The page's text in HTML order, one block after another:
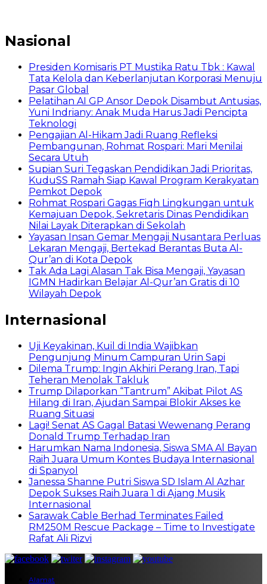
Nasional
Presiden Komisaris PT Mustika Ratu Tbk : Kawal
Tata Kelola dan Keberlanjutan Korporasi Menuju
Pasar Global
Pelatihan AI GP Ansor Depok Disambut Antusias,
Yuni Indriany: Anak Muda Harus Jadi Pencipta
Teknologi
Pengajian Al-Hikam Jadi Ruang Refleksi
Pembangunan, Rohmat Rospari: Mari Menilai
Secara Utuh
Supian Suri Tegaskan Pendidikan Jadi Prioritas,
KuduSS Ramah Siap Kawal Program Kerakyatan
Pemkot Depok
Rohmat Rospari Gagas Fiqh Lingkungan untuk
Kemajuan Depok, Sekretaris Dinas Pendidikan
Nilai Layak Diterapkan di Sekolah
Yayasan Insan Gemar Mengaji Nusantara Perluas
Lekaran Mengaji, Bertekad Berantas Buta Al-
Qur’an di Kota Depok
Tak Ada Lagi Alasan Tak Bisa Mengaji, Yayasan
IGMN Hadirkan Belajar Al-Qur’an Gratis di 10
Wilayah Depok
Internasional
Uji Keyakinan, Kuil di India Wajibkan
Pengunjung Minum Campuran Urin Sapi
Dilema Trump: Ingin Akhiri Perang Iran, Tapi
Teheran Menolak Takluk
Trump Dilaporkan “Tantrum” Akibat Pilot AS
Hilang di Iran, Ajudan Sampai Blokir Akses ke
Ruang Situasi
Lagi! Senat AS Gagal Batasi Wewenang Perang
Donald Trump Terhadap Iran
Harumkan Nama Indonesia, Siswa SMA Al Bayan
Raih Juara Umum Kontes Budaya Internasional
di Spanyol
Janessa Shanne Putri Siswa SD Islam Al Azhar
Depok Sukses Raih Juara 1 di Ajang Musik
Internasional
Sarawak Cable Berhad Terminates Failed
RM250M Rescue Package – Time to Investigate
Rafat Ali Rizvi
Alamat